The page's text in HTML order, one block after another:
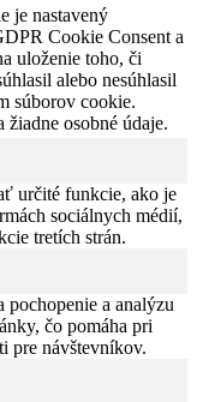
je nastavený
Cookie Consent a
uloženie toho, či
alebo nesúhlasil
súborov cookie.
žiadne osobné údaje.
určité funkcie, ako je
sociálnych médií,
tretích strán.
a analýzu
čo pomáha pri
pre návštevníkov.